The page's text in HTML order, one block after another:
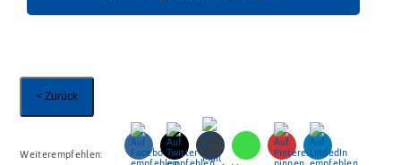
< Zurück
Weiterempfehlen: